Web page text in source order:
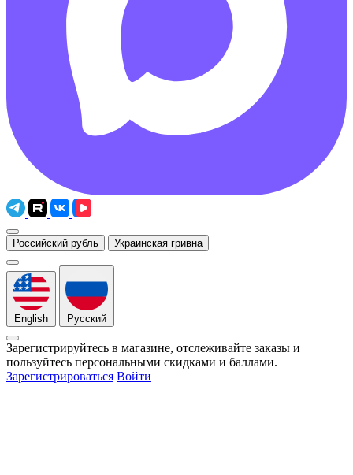
Российский рубль Украинская гривна
English Русский
Зарегистрируйтесь в магазине, отслеживайте заказы и
пользуйтесь персональными скидками и баллами.
Зарегистрироваться Войти